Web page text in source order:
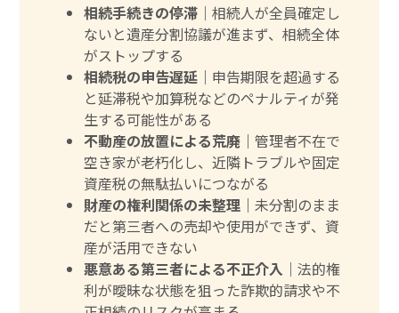
相続手続きの停滞｜相続人が全員確定し
ないと遺産分割協議が進まず、相続全体
がストップする
相続税の申告遅延｜ 申告期限を超過する
と延滞税や加算税などのペナルティが発
生する可能性がある
不動産の放置による荒廃｜管理者不在で
空き家が老朽化し、近隣トラブルや固定
資産税の無駄払いにつながる
財産の権利関係の未整理｜未分割のまま
だと第三者への売却や使用ができず、資
産が活用できない
悪意ある第三者による不正介入｜法的権
利が曖昧な状態を狙った詐欺的請求や不